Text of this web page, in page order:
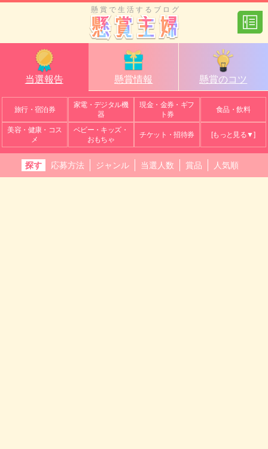
懸賞で生活するブログ
当選報告 懸賞情報 懸賞のコツ
旅行・宿泊券
家電・デジタル機
器
現金・金券・ギフ
ト券
食品・飲料
美容・健康・コス
メ
ベビー・キッズ・
おもちゃ
チケット・招待券 [もっと見る▼]
探す 応募方法 ジャンル 当選人数 賞品 人気順